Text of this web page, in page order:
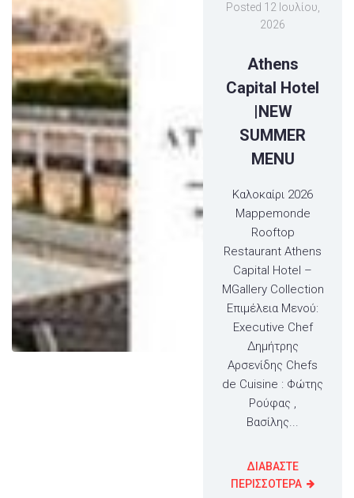
Posted 12 Ιουλίου,
2026
Athens
Capital Hotel
|NEW
SUMMER
MENU
Καλοκαίρι 2026
Mappemonde
Rooftop
Restaurant Athens
Capital Hotel –
MGallery Collection
Επιμέλεια Μενού:
Executive Chef
Δημήτρης
Αρσενίδης Chefs
de Cuisine : Φώτης
Ρούφας ,
Βασίλης...
ΔΙΑΒΑΣΤΕ
ΠΕΡΙΣΣΟΤΕΡΑ